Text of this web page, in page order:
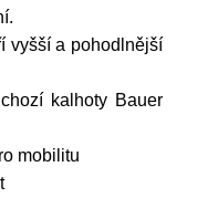
vyšší a pohodlnější
kalhoty Bauer
mobilitu